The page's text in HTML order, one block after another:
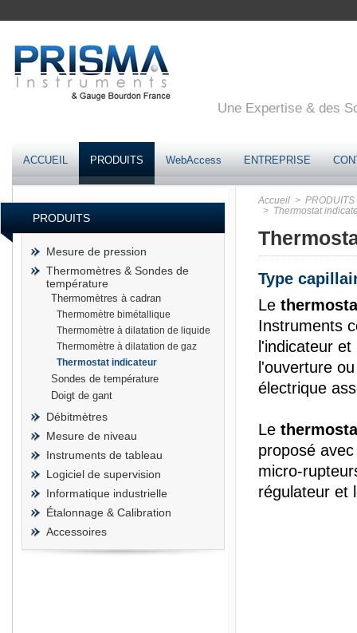
prisma
Une Expertise & des
ACCUEIL PRODUITS WebAccess ENTREPRISE
PRODUITS
Mesure de pression
Thermomètres & Sondes de
température
Thermomètres à cadran
Thermomètre bimétallique
Thermomètre à dilatation de liquide
Thermomètre à dilatation de gaz
Thermostat indicateur
Sondes de température
Doigt de gant
Débitmètres
Mesure de niveau
Instruments de tableau
Logiciel de supervision
Informatique industrielle
Étalonnage & Calibration
Accessoires
Accueil > PRODUITS
> Thermostat
Type
Le
Instruments
l'indicateur
l'ouverture
électrique
Le
proposé
micro-
régulateur et